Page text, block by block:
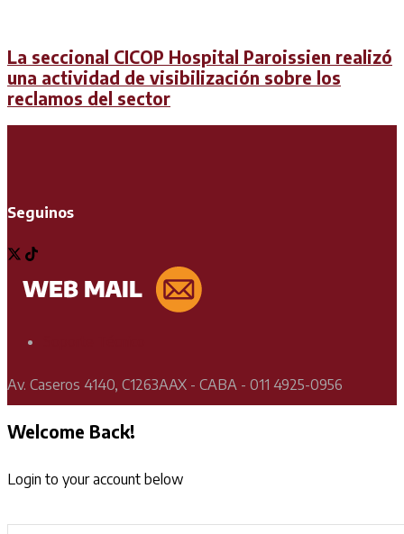
La seccional CICOP Hospital Paroissien realizó
una actividad de visibilización sobre los
reclamos del sector
Seguinos
Av. Caseros 4140, C1263AAX - CABA - 011 4925-0956
Welcome Back!
Login to your account below